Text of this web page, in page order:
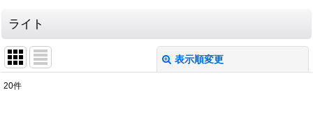
ライト
表示順変更
20件